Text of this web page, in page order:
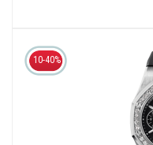
10-40%